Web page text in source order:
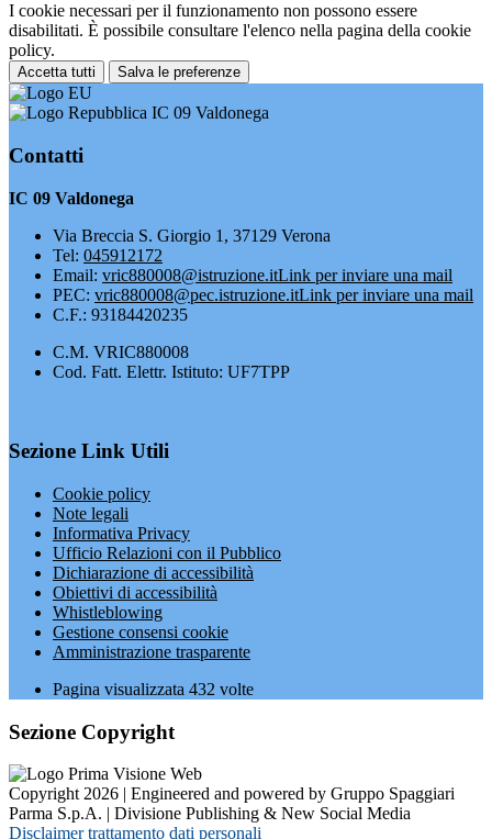
I cookie necessari per il funzionamento non possono essere
disabilitati. È possibile consultare l'elenco nella pagina della cookie
policy.
Accetta tutti Salva le preferenze
IC 09 Valdonega
Contatti
IC 09 Valdonega
Via Breccia S. Giorgio 1, 37129 Verona
Tel: 045912172
Email: vric880008@istruzione.itLink per inviare una mail
PEC: vric880008@pec.istruzione.itLink per inviare una mail
C.F.: 93184420235
C.M. VRIC880008
Cod. Fatt. Elettr. Istituto: UF7TPP
Sezione Link Utili
Cookie policy
Note legali
Informativa Privacy
Ufficio Relazioni con il Pubblico
Dichiarazione di accessibilità
Obiettivi di accessibilità
Whistleblowing
Gestione consensi cookie
Amministrazione trasparente
Pagina visualizzata 432 volte
Sezione Copyright
Copyright 2026 | Engineered and powered by Gruppo Spaggiari
Parma S.p.A. | Divisione Publishing & New Social Media
Disclaimer trattamento dati personali